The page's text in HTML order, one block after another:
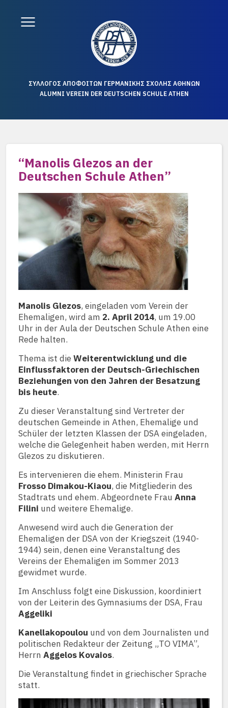
ΣΥΛΛΟΓΟΣ ΑΠΟΦΟΙΤΩΝ ΓΕΡΜΑΝΙΚΗΣ ΣΧΟΛΗΣ ΑΘΗΝΩΝ
ALUMNI VEREIN DER DEUTSCHEN SCHULE ATHEN
“Manolis Glezos an der
Deutschen Schule Athen”
Manolis Glezos, eingeladen vom Verein der
Ehemaligen, wird am 2. April 2014, um 19.00
Uhr in der Aula der Deutschen Schule Athen eine
Rede halten.
Thema ist die Weiterentwicklung und die
Einflussfaktoren der Deutsch-Griechischen
Beziehungen von den Jahren der Besatzung
bis heute.
Zu dieser Veranstaltung sind Vertreter der
deutschen Gemeinde in Athen, Ehemalige und
Schüler der letzten Klassen der DSA eingeladen,
welche die Gelegenheit haben werden, mit Herrn
Glezos zu diskutieren.
Es intervenieren die ehem. Ministerin Frau
Frosso Dimakou-Kiaou, die Mitgliederin des
Stadtrats und ehem. Abgeordnete Frau Anna
Filini und weitere Ehemalige.
Anwesend wird auch die Generation der
Ehemaligen der DSA von der Kriegszeit (1940-
1944) sein, denen eine Veranstaltung des
Vereins der Ehemaligen im Sommer 2013
gewidmet wurde.
Im Anschluss folgt eine Diskussion, koordiniert
von der Leiterin des Gymnasiums der DSA, Frau
Aggeliki
Kanellakopoulou und von dem Journalisten und
politischen Redakteur der Zeitung „TO VIMA”,
Herrn Aggelos Kovaios.
Die Veranstaltung findet in griechischer Sprache
statt.